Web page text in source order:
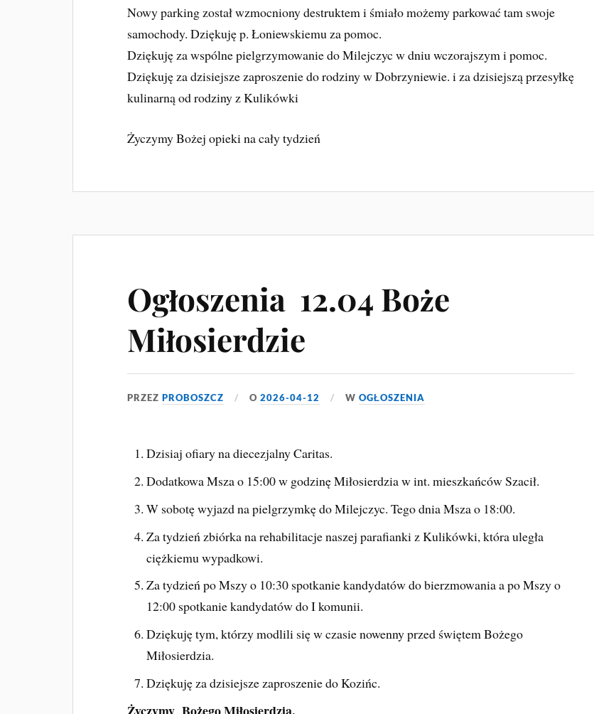
Nowy parking został wzmocniony destruktem i śmiało możemy parkować tam swoje
samochody. Dziękuję p. Łoniewskiemu za pomoc.
Dziękuję za wspólne pielgrzymowanie do Milejczyc w dniu wczorajszym i pomoc.
Dziękuję za dzisiejsze zaproszenie do rodziny w Dobrzyniewie. i za dzisiejszą przesyłkę
kulinarną od rodziny z Kulikówki
Życzymy Bożej opieki na cały tydzień
Ogłoszenia 12.04 Boże
Miłosierdzie
PRZEZPROBOSZCZ O2026-04-12 WOGŁOSZENIA
Dzisiaj ofiary na diecezjalny Caritas.
Dodatkowa Msza o 15:00 w godzinę Miłosierdzia w int. mieszkańców Szacił.
W sobotę wyjazd na pielgrzymkę do Milejczyc. Tego dnia Msza o 18:00.
Za tydzień zbiórka na rehabilitacje naszej parafianki z Kulikówki, która uległa
ciężkiemu wypadkowi.
Za tydzień po Mszy o 10:30 spotkanie kandydatów do bierzmowania a po Mszy o
12:00 spotkanie kandydatów do I komunii.
Dziękuję tym, którzy modlili się w czasie nowenny przed świętem Bożego
Miłosierdzia.
Dziękuję za dzisiejsze zaproszenie do Kozińc.